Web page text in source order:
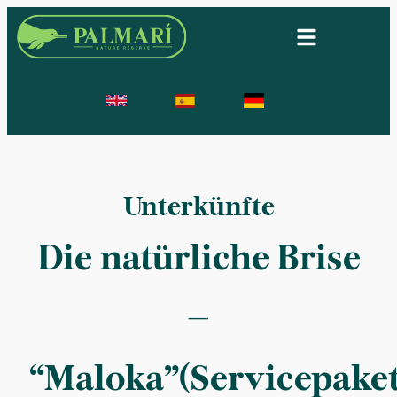
Unterkünfte
Die natürliche Brise
–